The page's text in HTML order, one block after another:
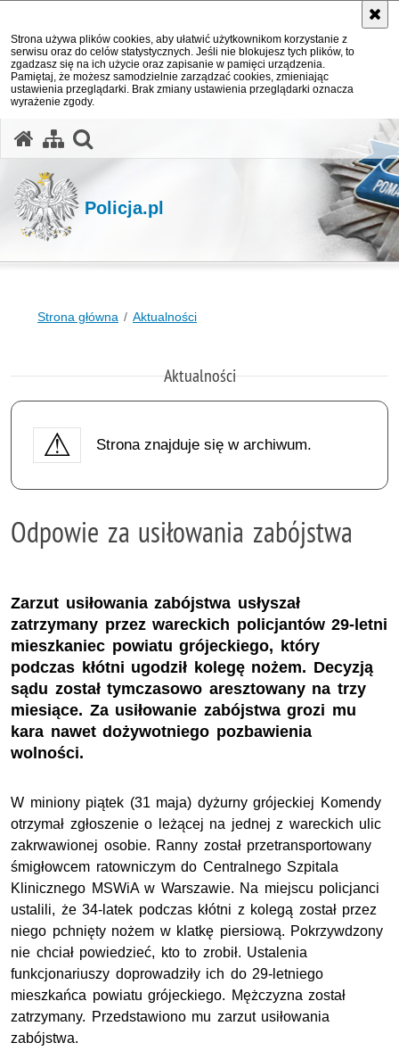
Strona używa plików cookies, aby ułatwić użytkownikom korzystanie z
serwisu oraz do celów statystycznych. Jeśli nie blokujesz tych plików, to
zgadzasz się na ich użycie oraz zapisanie w pamięci urządzenia.
Pamiętaj, że możesz samodzielnie zarządzać cookies, zmieniając
ustawienia przeglądarki. Brak zmiany ustawienia przeglądarki oznacza
wyrażenie zgody.
Policja.pl
Strona główna Aktualności
Aktualności
Strona znajduje się w archiwum.
Odpowie za usiłowania zabójstwa
Zarzut usiłowania zabójstwa usłyszał
zatrzymany przez wareckich policjantów 29-letni
mieszkaniec powiatu grójeckiego, który
podczas kłótni ugodził kolegę nożem. Decyzją
sądu został tymczasowo aresztowany na trzy
miesiące. Za usiłowanie zabójstwa grozi mu
kara nawet dożywotniego pozbawienia
wolności.
W miniony piątek (31 maja) dyżurny grójeckiej Komendy
otrzymał zgłoszenie o leżącej na jednej z wareckich ulic
zakrwawionej osobie. Ranny został przetransportowany
śmigłowcem ratowniczym do Centralnego Szpitala
Klinicznego MSWiA w Warszawie. Na miejscu policjanci
ustalili, że 34-latek podczas kłótni z kolegą został przez
niego pchnięty nożem w klatkę piersiową. Pokrzywdzony
nie chciał powiedzieć, kto to zrobił. Ustalenia
funkcjonariuszy doprowadziły ich do 29-letniego
mieszkańca powiatu grójeckiego. Mężczyzna został
zatrzymany. Przedstawiono mu zarzut usiłowania
zabójstwa.